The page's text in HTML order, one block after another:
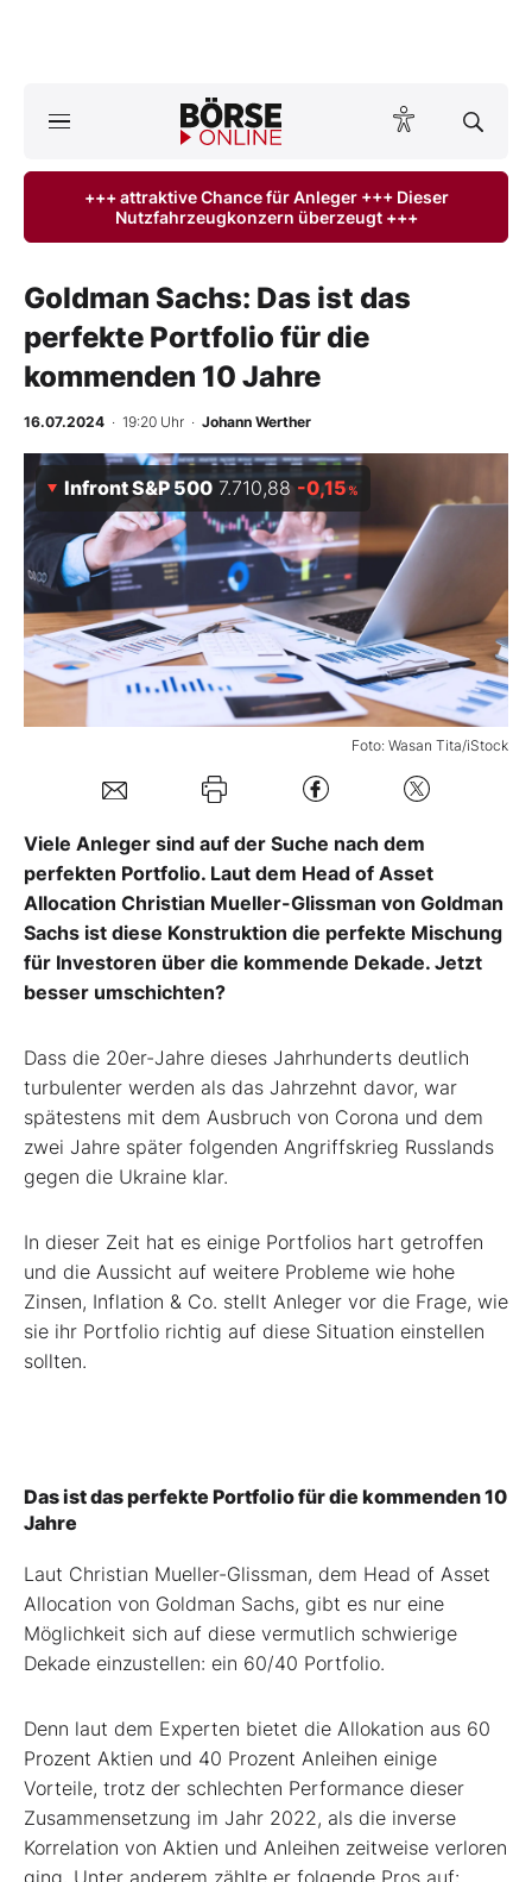
ktuelle Ausgabe BÖRSE ONLINE lesen
Finanz-Check
BO-Musterdepots
Experten
Mein B:O
Mein Konto
+++ attraktive Chance für Anleger +++ Dieser
Nutzfahrzeugkonzern überzeugt +++
Goldman Sachs: Das ist das
perfekte Portfolio für die
kommenden 10 Jahre
16.07.2024 · 19:20 Uhr · Johann Werther
Foto: Wasan Tita/iStock
Infront S&P 500 7.710,88 -0,15%
Viele Anleger sind auf der Suche nach dem
perfekten Portfolio. Laut dem Head of Asset
Allocation Christian Mueller-Glissman von Goldman
Sachs ist diese Konstruktion die perfekte Mischung
für Investoren über die kommende Dekade. Jetzt
besser umschichten?
Dass die 20er-Jahre dieses Jahrhunderts deutlich
turbulenter werden als das Jahrzehnt davor, war
spätestens mit dem Ausbruch von Corona und dem
zwei Jahre später folgenden Angriffskrieg Russlands
gegen die Ukraine klar.
In dieser Zeit hat es einige Portfolios hart getroffen
und die Aussicht auf weitere Probleme wie hohe
Zinsen, Inflation & Co. stellt Anleger vor die Frage, wie
sie ihr Portfolio richtig auf diese Situation einstellen
sollten.
Das ist das perfekte Portfolio für die kommenden 10
Jahre
Laut Christian Mueller-Glissman, dem Head of Asset
Allocation von Goldman Sachs, gibt es nur eine
Möglichkeit sich auf diese vermutlich schwierige
Dekade einzustellen: ein 60/40 Portfolio.
Denn laut dem Experten bietet die Allokation aus 60
Prozent Aktien und 40 Prozent Anleihen einige
Vorteile, trotz der schlechten Performance dieser
Zusammensetzung im Jahr 2022, als die inverse
Korrelation von Aktien und Anleihen zeitweise verloren
ging. Unter anderem zählte er folgende Pros auf: